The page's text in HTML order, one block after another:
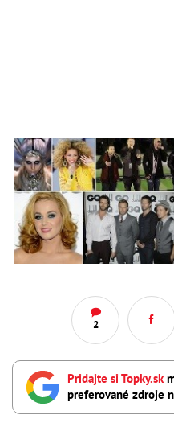
2
Pridajte si Topky.sk
preferované zdroje